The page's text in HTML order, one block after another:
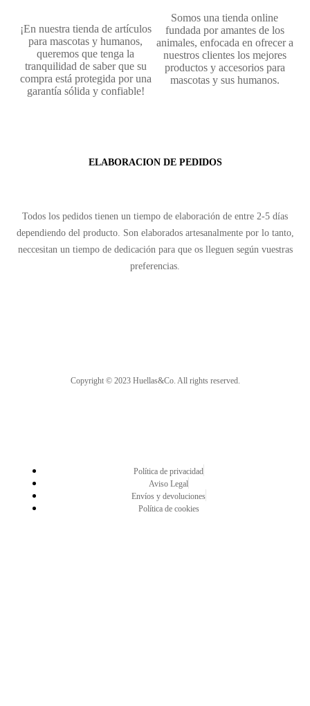
¡En nuestra tienda de artículos
para mascotas y humanos,
queremos que tenga la
tranquilidad de saber que su
compra está protegida por una
garantía sólida y confiable!
Somos una tienda online
fundada por amantes de los
animales, enfocada en ofrecer a
nuestros clientes los mejores
productos y accesorios para
mascotas y sus humanos.
ELABORACION DE PEDIDOS
Todos los pedidos tienen un tiempo de elaboración de entre 2-5 días
dependiendo del producto. Son elaborados artesanalmente por lo tanto,
neccesitan un tiempo de dedicación para que os lleguen según vuestras
preferencias.
Copyright © 2023 Huellas&Co. All rights reserved.
Política de privacidad
Aviso Legal
Envíos y devoluciones
Política de cookies